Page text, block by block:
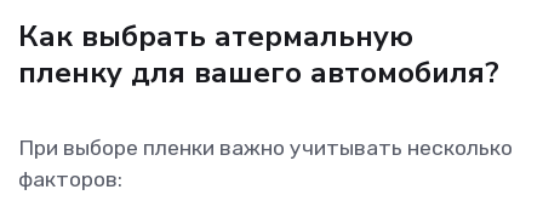
Как выбрать атермальную
пленку для вашего автомобиля?
При выборе пленки важно учитывать несколько
факторов: